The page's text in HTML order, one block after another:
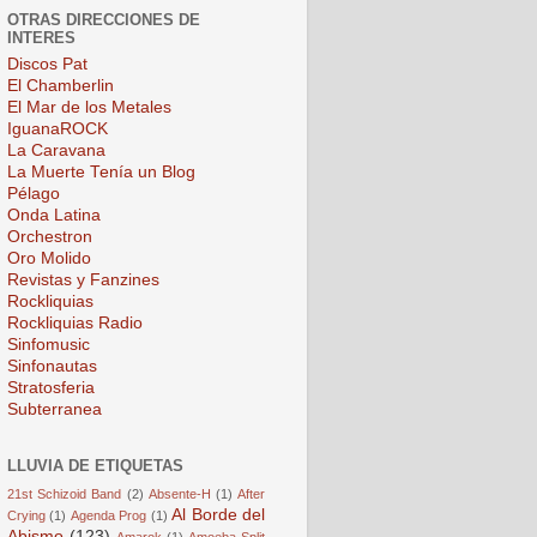
OTRAS DIRECCIONES DE
INTERES
Discos Pat
El Chamberlin
El Mar de los Metales
IguanaROCK
La Caravana
La Muerte Tenía un Blog
Pélago
Onda Latina
Orchestron
Oro Molido
Revistas y Fanzines
Rockliquias
Rockliquias Radio
Sinfomusic
Sinfonautas
Stratosferia
Subterranea
LLUVIA DE ETIQUETAS
21st Schizoid Band (2) Absente-H (1) After
Crying (1) Agenda Prog (1) Al Borde del